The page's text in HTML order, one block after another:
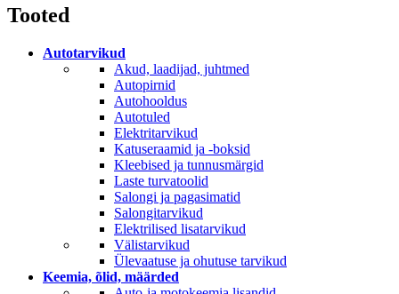
Tooted
Autotarvikud
Akud, laadijad, juhtmed
Autopirnid
Autohooldus
Autotuled
Elektritarvikud
Katuseraamid ja -boksid
Kleebised ja tunnusmärgid
Laste turvatoolid
Salongi ja pagasimatid
Salongitarvikud
Elektrilised lisatarvikud
Välistarvikud
Ülevaatuse ja ohutuse tarvikud
Keemia, õlid, määrded